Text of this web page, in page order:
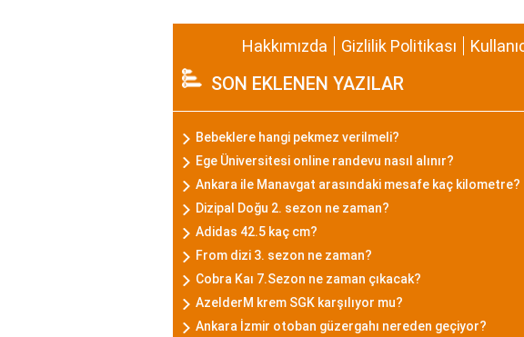
Hakkımızda Gizlilik Politikası
SON EKLENEN YAZILAR
Bebeklere hangi pekmez verilmeli?
Ege Üniversitesi online randevu nasıl alınır?
Ankara ile Manavgat arasındaki mesafe kaç kilometre?
Dizipal Doğu 2. sezon ne zaman?
Adidas 42.5 kaç cm?
From dizi 3. sezon ne zaman?
Cobra Kaı 7.Sezon ne zaman çıkacak?
AzelderM krem SGK karşılıyor mu?
Ankara İzmir otoban güzergahı nereden geçiyor?